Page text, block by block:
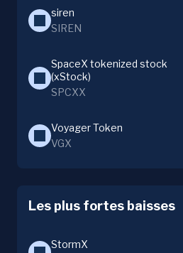
siren
SIREN
SpaceX tokenized stock
(xStock)
SPCXX
Voyager Token
VGX
Les plus fortes baisses
StormX